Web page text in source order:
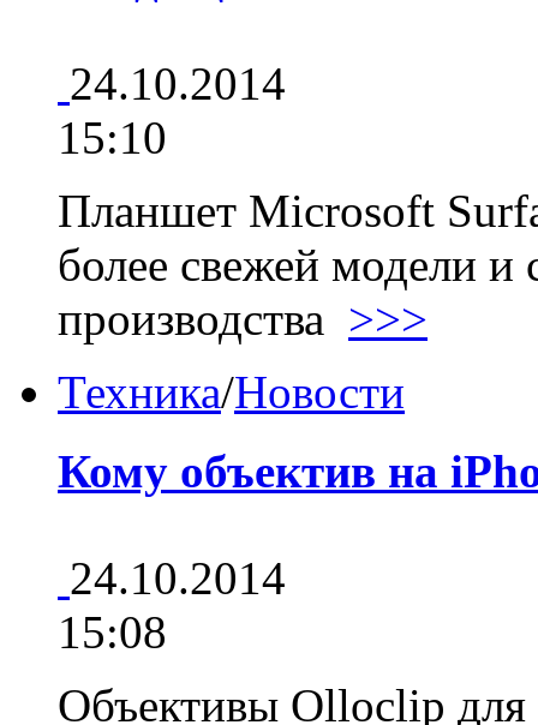
24.10.2014
15:10
Планшет Microsoft
более свежей модели и
производства >>>
Техника/Новости
Кому объектив на
24.10.2014
15:08
Объективы Olloclip для